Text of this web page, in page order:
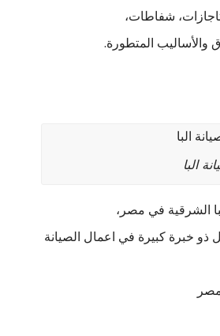
شفاطات،
والأساليب المتطورة.
البا
الشرقية في مصر،
ذو خبرة كبيرة في اعمال الصيانة